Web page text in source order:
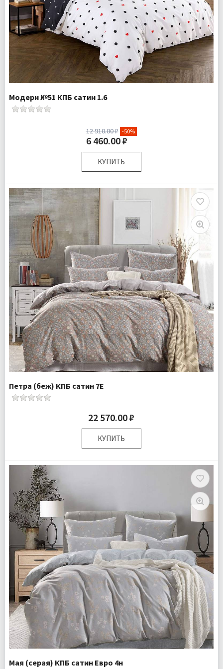
Модерн №51 КПБ сатин 1.6
12 910.00 ₽ -50%
6 460.00 ₽
КУПИТЬ
Комплектация:
Пододеяльник 1 шт Простыня 1 шт
Наволочки 2 шт
Ткань:
Сатин
Доставка:
Бесплатно
Петра (беж) КПБ сатин 7Е
22 570.00 ₽
КУПИТЬ
Комплектация:
Пододеяльники 2 шт Простыня 1 шт
Наволочки 4 шт
Ткань:
Сатин
Доставка:
Бесплатно
Мая (серая) КПБ сатин Евро 4н